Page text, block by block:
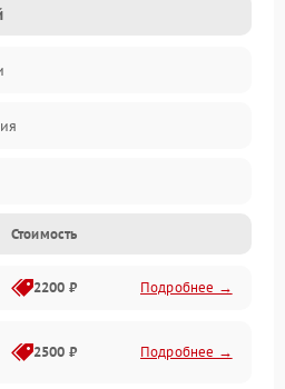
обеспечения
Стоимость
2200 ₽ Подробнее →
2500 ₽ Подробнее →